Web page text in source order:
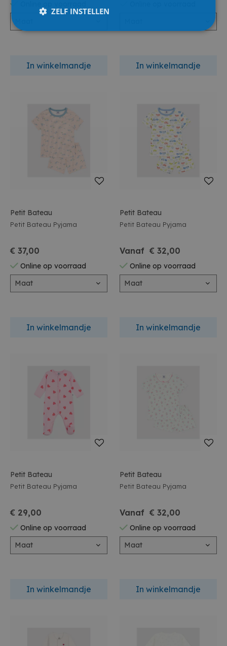
In winkelmandje In winkelmandje
Petit Bateau
Petit Bateau Pyjama
€ 37,00
Online op voorraad
Maat
In winkelmandje
Petit Bateau
Petit Bateau Pyjama
Vanaf € 32,00
Online op voorraad
Maat
In winkelmandje
Petit Bateau
Petit Bateau Pyjama
€ 29,00
Online op voorraad
Maat
In winkelmandje
Petit Bateau
Petit Bateau Pyjama
Vanaf € 32,00
Online op voorraad
Maat
In winkelmandje
ZELF INSTELLEN